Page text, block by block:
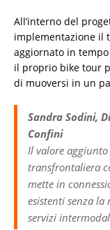
All’interno del
implementazione il
aggiornato in
il proprio bike tour
di muoversi in un
Sandra Sodini,
Confini
Il valore
transfrontaliera
mette in
esistenti senza
servizi